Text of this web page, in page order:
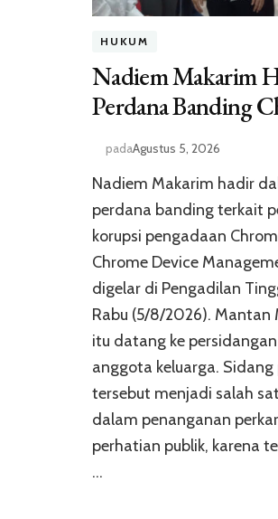
HUKUM
Nadiem Makarim
Perdana Banding
padaAgustus 5, 2026
Nadiem Makarim hadir
perdana banding terkait
korupsi pengadaan
Chrome Device
digelar di Pengadilan
Rabu (5/8/2026). Mantan
itu datang ke
anggota keluarga.
tersebut menjadi salah
dalam penanganan
perhatian publik, karena
…